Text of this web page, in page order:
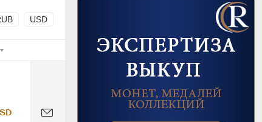
USD